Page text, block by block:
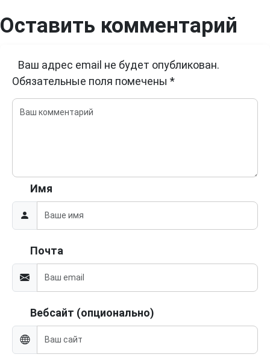
Оставить комментарий
Ваш адрес email не будет опубликован.
Обязательные поля помечены *
Имя
Почта
Вебсайт (опционально)